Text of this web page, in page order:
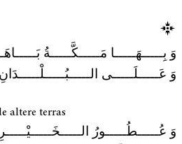
وَ بِـــــهَـــــا مَـــــكَّـــــةُ
وَ عَـــــلَـــــى
altere terras
وَ عُـــــطُـــــورُ